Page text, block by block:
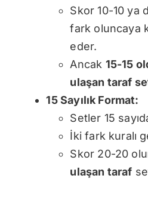
Skor 10-10 ya
fark oluncaya
eder.
Ancak 15-15
ulaşan taraf
15 Sayılık Format:
Setler 15
İki fark kuralı
Skor 20-20
ulaşan taraf